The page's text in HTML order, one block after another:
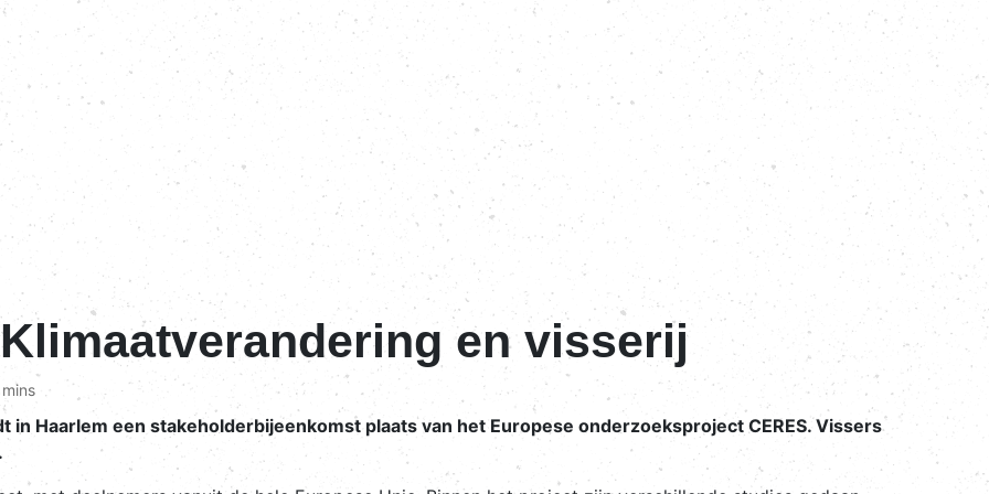
Klimaatverandering en visserij
in Haarlem een stakeholderbijeenkomst plaats van het Europese onderzoeksproject CERES. Vissers